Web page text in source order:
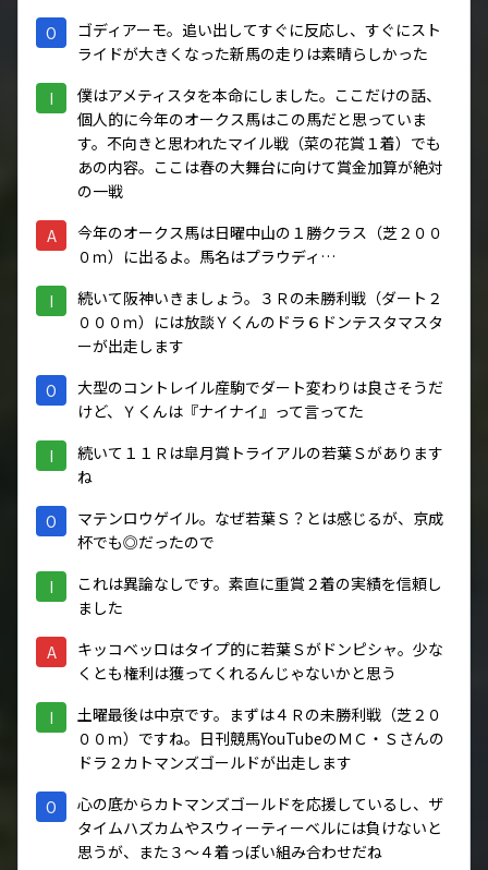
O
ゴディアーモ。追い出してすぐに反応し、すぐにスト
ライドが大きくなった新馬の走りは素晴らしかった
I
僕はアメティスタを本命にしました。ここだけの話、
個人的に今年のオークス馬はこの馬だと思っていま
す。不向きと思われたマイル戦（菜の花賞１着）でも
あの内容。ここは春の大舞台に向けて賞金加算が絶対
の一戦
A
今年のオークス馬は日曜中山の１勝クラス（芝２００
０ｍ）に出るよ。馬名はプラウディ…
I
続いて阪神いきましょう。３Ｒの未勝利戦（ダート２
０００ｍ）には放談Ｙくんのドラ６ドンテスタマスタ
ーが出走します
O
大型のコントレイル産駒でダート変わりは良さそうだ
けど、Ｙくんは『ナイナイ』って言ってた
I
続いて１１Ｒは皐月賞トライアルの若葉Ｓがあります
ね
O
マテンロウゲイル。なぜ若葉Ｓ？とは感じるが、京成
杯でも◎だったので
I
これは異論なしです。素直に重賞２着の実績を信頼し
ました
A
キッコベッロはタイプ的に若葉Ｓがドンピシャ。少な
くとも権利は獲ってくれるんじゃないかと思う
I
土曜最後は中京です。まずは４Ｒの未勝利戦（芝２０
００ｍ）ですね。日刊競馬YouTubeのＭＣ・Ｓさんの
ドラ２カトマンズゴールドが出走します
O
心の底からカトマンズゴールドを応援しているし、ザ
タイムハズカムやスウィーティーベルには負けないと
思うが、また３～４着っぽい組み合わせだね